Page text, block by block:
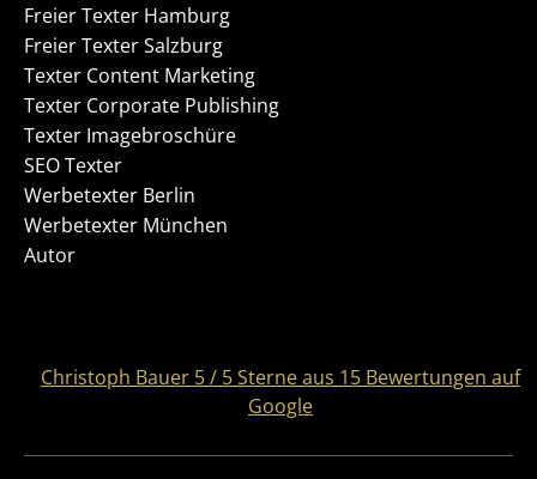
Freier Texter Hamburg
Freier Texter Salzburg
Texter Content Marketing
Texter Corporate Publishing
Texter Imagebroschüre
SEO Texter
Werbetexter Berlin
Werbetexter München
Autor
Christoph Bauer 5/ 5Sterne aus 15 Bewertungen auf
Google